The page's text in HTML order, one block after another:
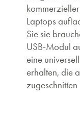
Laptops
Sie sie
USB-Modul
eine
erhalten, die
zugeschnitten